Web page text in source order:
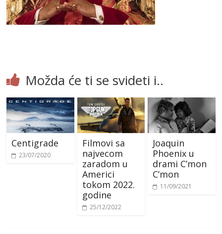
Možda će ti se svideti i..
Centigrade
23/07/2020
Filmovi sa
najvecom
zaradom u
Americi
tokom 2022.
godine
25/12/2022
Joaquin
Phoenix u
drami C’mon
C’mon
11/09/2021